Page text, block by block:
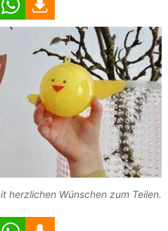
herzlichen Wünschen zum Teilen.